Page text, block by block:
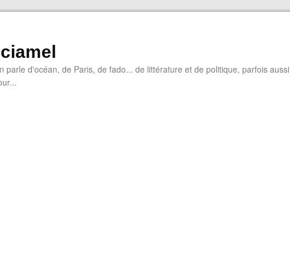
parle d'océan, de Paris, de fado... de littérature et de politique, parfois aussi